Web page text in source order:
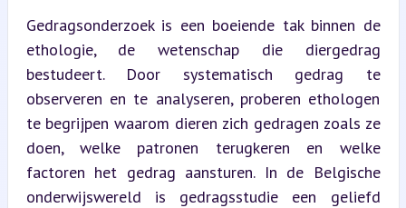
Gedragsonderzoek is een boeiende tak binnen de
ethologie, de wetenschap die diergedrag
bestudeert. Door systematisch gedrag te
observeren en te analyseren, proberen ethologen
te begrijpen waarom dieren zich gedragen zoals ze
doen, welke patronen terugkeren en welke
factoren het gedrag aansturen. In de Belgische
onderwijswereld is gedragsstudie een geliefd